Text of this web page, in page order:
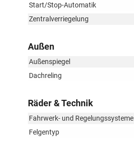
Start/Stop-Automatik
Zentralverriegelung
Außen
Außenspiegel
Dachreling
Räder & Technik
Fahrwerk- und Regelungssysteme
Felgentyp